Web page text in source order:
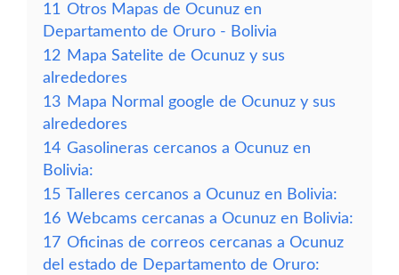
11 Otros Mapas de Ocunuz en
Departamento de Oruro - Bolivia
12 Mapa Satelite de Ocunuz y sus
alrededores
13 Mapa Normal google de Ocunuz y sus
alrededores
14 Gasolineras cercanos a Ocunuz en
Bolivia:
15 Talleres cercanos a Ocunuz en Bolivia:
16 Webcams cercanas a Ocunuz en Bolivia:
17 Oficinas de correos cercanas a Ocunuz
del estado de Departamento de Oruro: